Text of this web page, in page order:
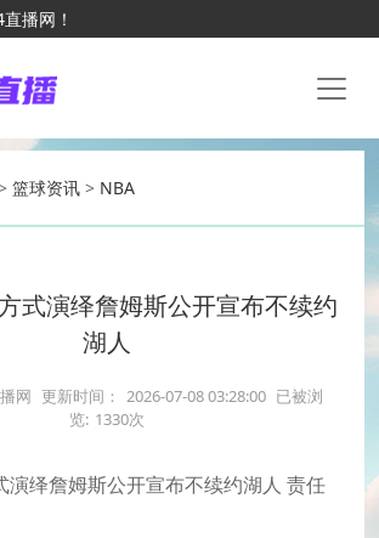
播网！
篮球资讯 > NBA
式演绎詹姆斯公开宣布不续约
湖人
网 更新时间： 2026-07-08 03:28:00 已被浏
览: 1330次
演绎詹姆斯公开宣布不续约湖人 责任